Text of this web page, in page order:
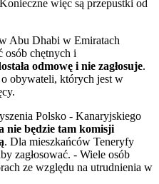
więc są przepustki od
Abu Dhabi w Emiratach
osób chętnych i
odmowę i nie zagłosuje.
o obywateli, których jest w
Polsko - Kanaryjskiego
nie będzie tam komisji
. Dla mieszkańców Teneryfy
zagłosować. - Wiele osób
ze względu na utrudnienia w